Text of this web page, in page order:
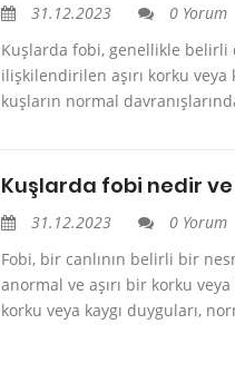
31.12.2023
0 Yorum
Kuşlarda fobi, genellikle
ilişkilendirilen aşırı korku
kuşların normal
Kuşlarda fobi nedir ve
31.12.2023
0 Yorum
Fobi, bir canlının belirli bir
anormal ve aşırı bir korku
korku veya kaygı duyguları,